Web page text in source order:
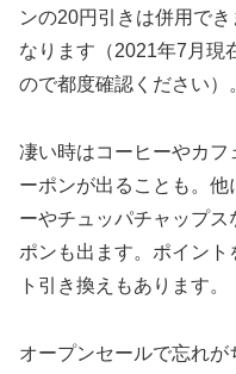
ンの20円引きは併用で
なります（2021年7月現
ので都度確認ください）
凄い時はコーヒーやカフ
ーポンが出ることも。
ーやチュッパチャップ
ポンも出ます。ポイン
ト引き換えもあります。
オープンセールで忘れ